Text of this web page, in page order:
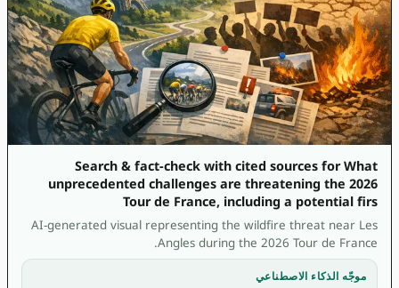
Search & fact-check with cited sources for What
unprecedented challenges are threatening the 2026
Tour de France, including a potential firs
AI-generated visual representing the wildfire threat near Les
Angles during the 2026 Tour de France.
موجّه الذكاء الاصطناعي